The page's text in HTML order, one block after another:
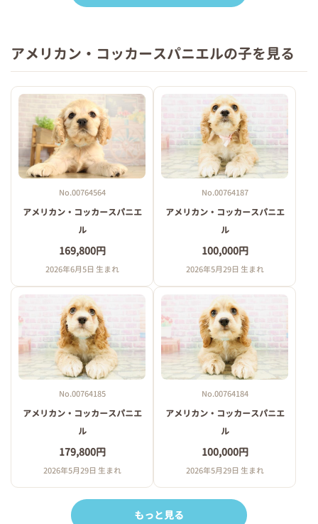
アメリカン・コッカースパニエルの子を見る
No.00764564
アメリカン・コッカースパニエ
ル
169,800円
2026年6月5日 生まれ
No.00764187
アメリカン・コッカースパニエ
ル
100,000円
2026年5月29日 生まれ
No.00764185
アメリカン・コッカースパニエ
ル
179,800円
2026年5月29日 生まれ
No.00764184
アメリカン・コッカースパニエ
ル
100,000円
2026年5月29日 生まれ
もっと見る